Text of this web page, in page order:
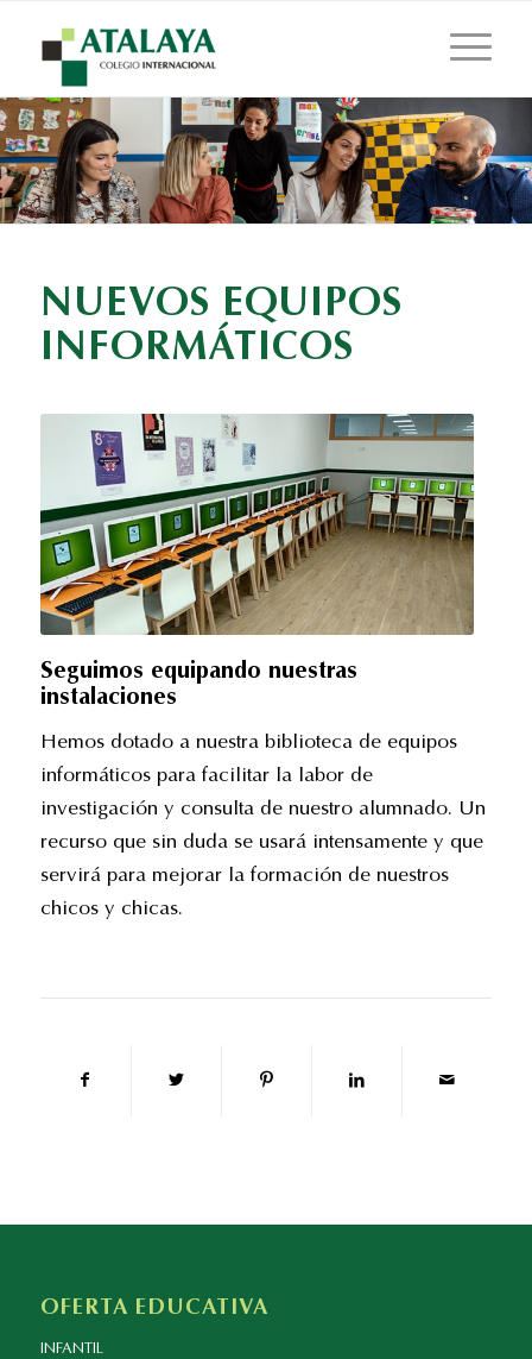
NUEVOS EQUIPOS
INFORMÁTICOS
Seguimos equipando nuestras
instalaciones
Hemos dotado a nuestra biblioteca de equipos
informáticos para facilitar la labor de
investigación y consulta de nuestro alumnado. Un
recurso que sin duda se usará intensamente y que
servirá para mejorar la formación de nuestros
chicos y chicas.
OFERTA EDUCATIVA
INFANTIL